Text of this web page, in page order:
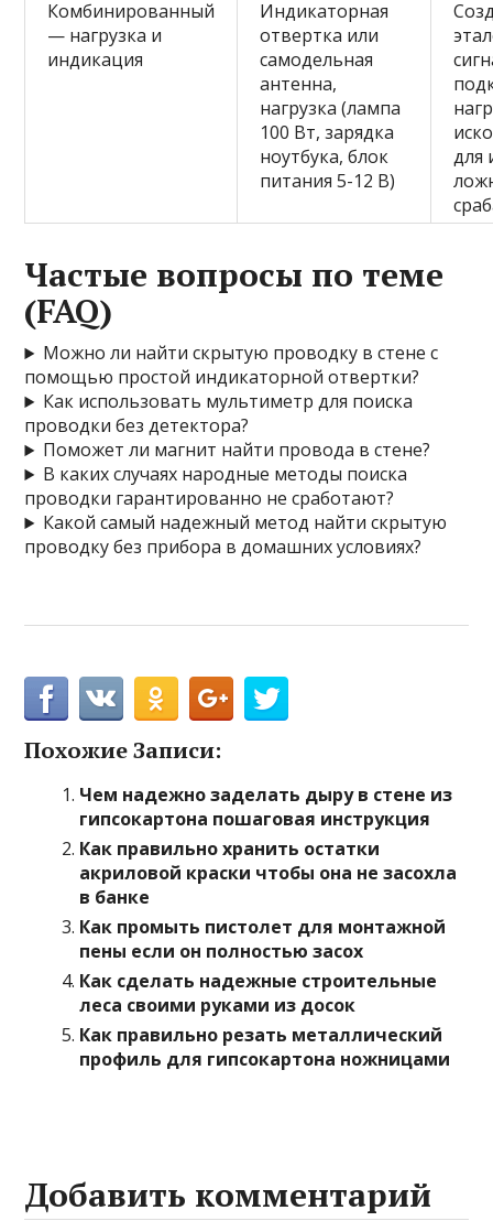
Комбинированный
— нагрузка и
индикация
Индикаторная
отвертка или
самодельная
антенна,
нагрузка (лампа
100 Вт, зарядка
ноутбука, блок
питания 5-12 В)
для
Частые вопросы по теме
(FAQ)
Можно ли найти скрытую проводку в стене с
помощью простой индикаторной отвертки?
Как использовать мультиметр для поиска
проводки без детектора?
Поможет ли магнит найти провода в стене?
В каких случаях народные методы поиска
проводки гарантированно не сработают?
Какой самый надежный метод найти скрытую
проводку без прибора в домашних условиях?
Похожие Записи:
Чем надежно заделать дыру в стене из
гипсокартона пошаговая инструкция
Как правильно хранить остатки
акриловой краски чтобы она не засохла
в банке
Как промыть пистолет для монтажной
пены если он полностью засох
Как сделать надежные строительные
леса своими руками из досок
Как правильно резать металлический
профиль для гипсокартона ножницами
Добавить комментарий